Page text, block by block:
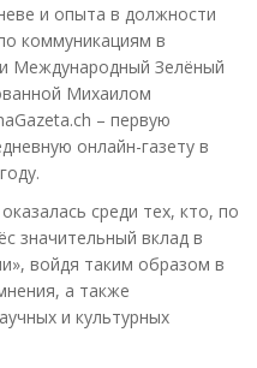
и опыта в должности
коммуникациям в
Международный Зелёный
Михаилом
– первую
онлайн-газету в
среди тех, кто, по
значительный вклад в
войдя таким образом в
а также
и культурных